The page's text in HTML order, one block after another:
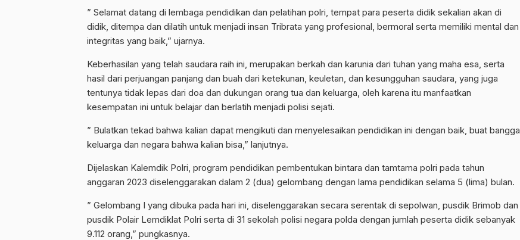
” Selamat datang di lembaga pendidikan dan pelatihan polri, tempat para peserta didik sekalian akan di
didik, ditempa dan dilatih untuk menjadi insan Tribrata yang profesional, bermoral serta memiliki mental dan
integritas yang baik,” ujarnya.
Keberhasilan yang telah saudara raih ini, merupakan berkah dan karunia dari tuhan yang maha esa, serta
hasil dari perjuangan panjang dan buah dari ketekunan, keuletan, dan kesungguhan saudara, yang juga
tentunya tidak lepas dari doa dan dukungan orang tua dan keluarga, oleh karena itu manfaatkan
kesempatan ini untuk belajar dan berlatih menjadi polisi sejati.
” Bulatkan tekad bahwa kalian dapat mengikuti dan menyelesaikan pendidikan ini dengan baik, buat bangga
keluarga dan negara bahwa kalian bisa,” lanjutnya.
Dijelaskan Kalemdik Polri, program pendidikan pembentukan bintara dan tamtama polri pada tahun
anggaran 2023 diselenggarakan dalam 2 (dua) gelombang dengan lama pendidikan selama 5 (lima) bulan.
” Gelombang I yang dibuka pada hari ini, diselenggarakan secara serentak di sepolwan, pusdik Brimob dan
pusdik Polair Lemdiklat Polri serta di 31 sekolah polisi negara polda dengan jumlah peserta didik sebanyak
9.112 orang,” pungkasnya.